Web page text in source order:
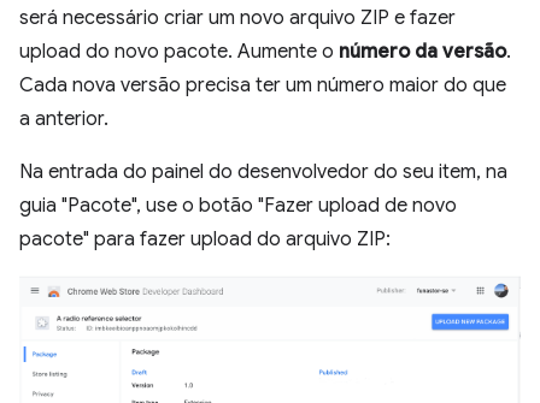
será necessário criar um novo arquivo ZIP e fazer
upload do novo pacote. Aumente o número da versão.
Cada nova versão precisa ter um número maior do que
a anterior.
Na entrada do painel do desenvolvedor do seu item, na
guia "Pacote", use o botão "Fazer upload de novo
pacote" para fazer upload do arquivo ZIP: